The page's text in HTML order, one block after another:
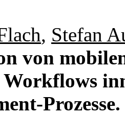
, Stefan
von
Workflows
Prozesse.